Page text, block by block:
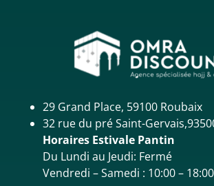
29 Grand Place, 59100 Roubaix
32 rue du pré Saint-
Horaires Estivale Pantin
Du Lundi au Jeudi: Fermé
Vendredi – Samedi : 10:00 – 18:00